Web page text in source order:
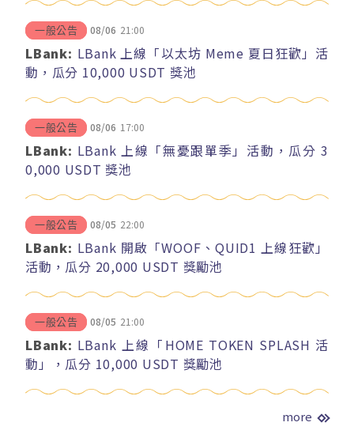
一般公告 08/06 21:00
LBank: LBank 上線「以太坊 Meme 夏日狂歡」活
動，瓜分 10,000 USDT 獎池
一般公告 08/06 17:00
LBank: LBank 上線「無憂跟單季」活動，瓜分 3
0,000 USDT 獎池
一般公告 08/05 22:00
LBank: LBank 開啟「WOOF、QUID1 上線狂歡」
活動，瓜分 20,000 USDT 獎勵池
一般公告 08/05 21:00
LBank: LBank 上線「HOME TOKEN SPLASH 活
動」，瓜分 10,000 USDT 獎勵池
more